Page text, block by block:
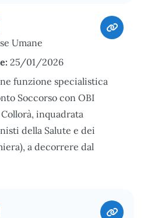
Umane
25/01/2026
funzione specialistica
Soccorso con OBI
inquadrata
della Salute e dei
a decorrere dal